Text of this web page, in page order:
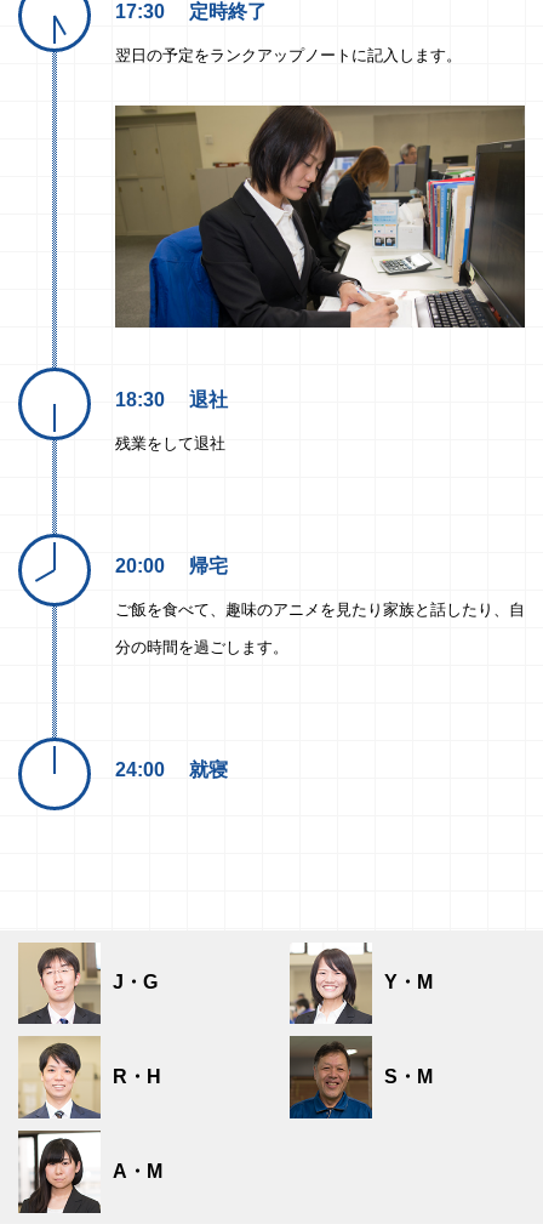
17:30 定時終了
翌日の予定をランクアップノートに記入します。
18:30 退社
残業をして退社
20:00 帰宅
ご飯を食べて、趣味のアニメを見たり家族と話したり、自
分の時間を過ごします。
24:00 就寝
J・G Y・M
R・H S・M
A・M